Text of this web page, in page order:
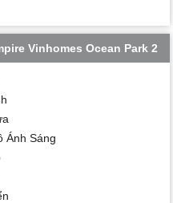
Vinhomes Ocean Park 2
Ánh Sáng